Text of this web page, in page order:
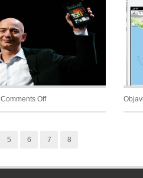
Comments Offon
Nekoliko
od
5 6 7 8